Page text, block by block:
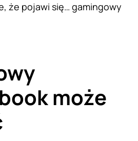
że pojawi się… gamingowy
może